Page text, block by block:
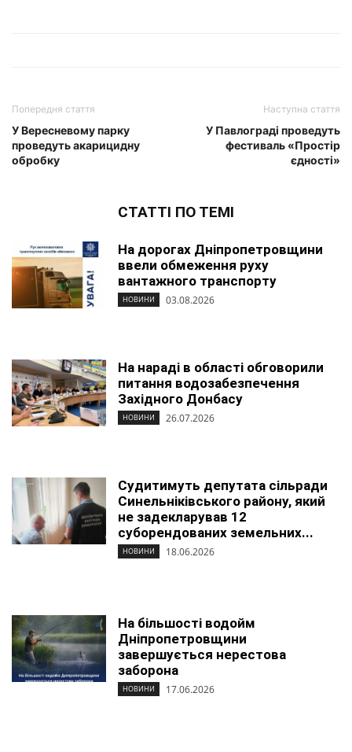
Попередня стаття
У Вересневому парку
проведуть акарицидну
обробку
Наступна стаття
У Павлограді проведуть
фестиваль «Простір
єдності»
СТАТТІ ПО ТЕМІ
На дорогах Дніпропетровщини
ввели обмеження руху
вантажного транспорту
НОВИНИ 03.08.2026
На нараді в області обговорили
питання водозабезпечення
Західного Донбасу
НОВИНИ 26.07.2026
Судитимуть депутата сільради
Синельніківського району, який
не задекларував 12
суборендованих земельних...
НОВИНИ 18.06.2026
На більшості водойм
Дніпропетровщини
завершується нерестова
заборона
НОВИНИ 17.06.2026